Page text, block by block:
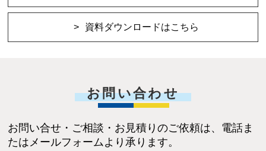
資料ダウンロードはこちら
お問い合わせ
お問い合せ・ご相談・お見積りのご依頼は、電話ま
たはメールフォームより承ります。